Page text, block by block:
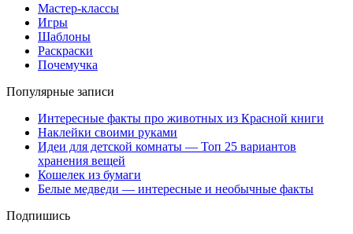
Мастер-классы
Игры
Шаблоны
Раскраски
Почемучка
Популярные записи
Интересные факты про животных из Красной книги
Наклейки своими руками
Идеи для детской комнаты — Топ 25 вариантов
хранения вещей
Кошелек из бумаги
Белые медведи — интересные и необычные факты
Подпишись